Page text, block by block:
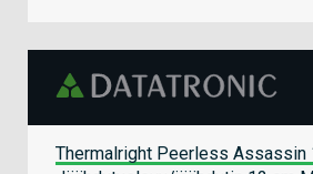
Thermalright Peerless Assassin